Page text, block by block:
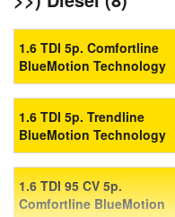
1.6 TDI 5p. Comfortline
BlueMotion Technology
1.6 TDI 5p. Trendline
BlueMotion Technology
1.6 TDI 95 CV 5p.
Comfortline BlueMotion